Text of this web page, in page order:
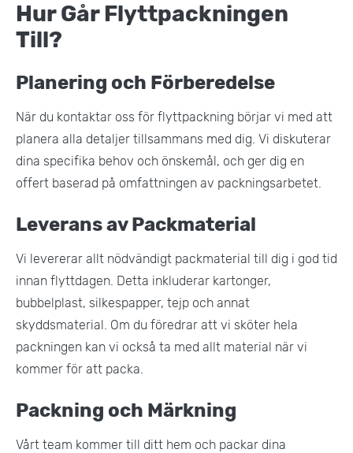
Hur Går Flyttpackningen
Till?
Planering och Förberedelse
När du kontaktar oss för flyttpackning börjar vi med att
planera alla detaljer tillsammans med dig. Vi diskuterar
dina specifika behov och önskemål, och ger dig en
offert baserad på omfattningen av packningsarbetet.
Leverans av Packmaterial
Vi levererar allt nödvändigt packmaterial till dig i god tid
innan flyttdagen. Detta inkluderar kartonger,
bubbelplast, silkespapper, tejp och annat
skyddsmaterial. Om du föredrar att vi sköter hela
packningen kan vi också ta med allt material när vi
kommer för att packa​.
Packning och Märkning
Vårt team kommer till ditt hem och packar dina